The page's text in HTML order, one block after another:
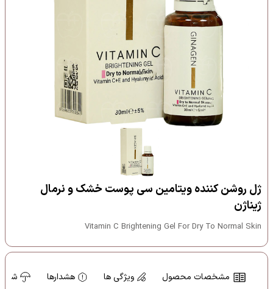
ژل روشن کننده ویتامین سی پوست خشک و نرمال
ژیناژن
Vitamin C Brightening Gel For Dry To Normal Skin
مشخصات محصول ویژگی ها هشدارها